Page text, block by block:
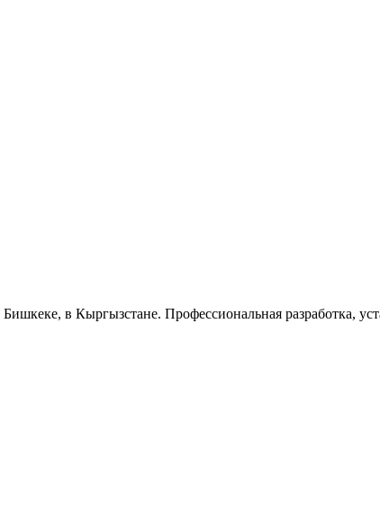
в Кыргызстане. Профессиональная разработка,